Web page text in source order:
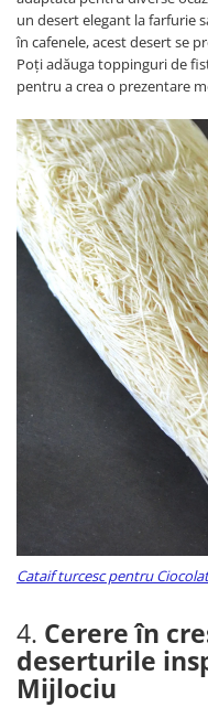
un desert elegant la farfurie
în cafenele, acest desert se
Poți adăuga toppinguri de
pentru a crea o prezentare
Cataif turcesc pentru
4. Cerere în
deserturile
Mijlociu